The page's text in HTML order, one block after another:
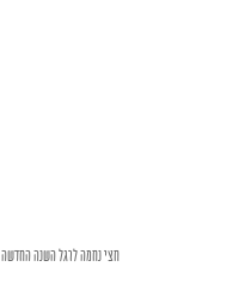
חצי נחמה לרגל השנה החדשה